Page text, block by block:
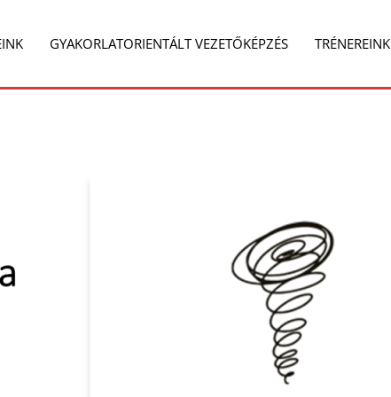
GYAKORLATORIENTÁLT VEZETŐKÉPZÉS TRÉNEREINK